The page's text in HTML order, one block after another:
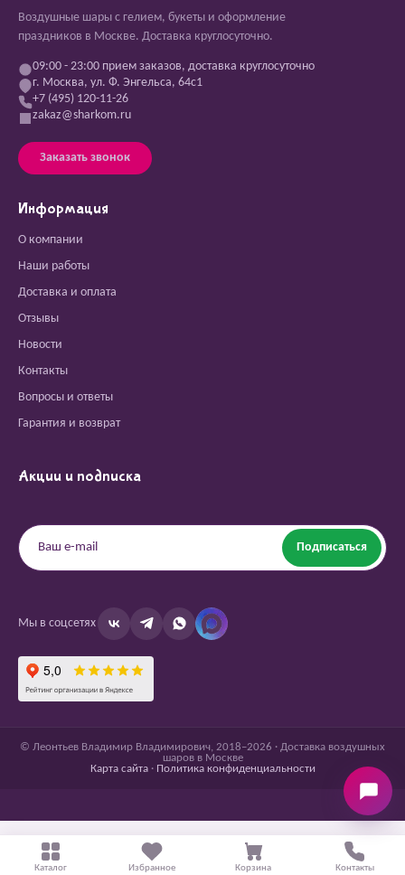
Воздушные шары с гелием, букеты и оформление
праздников в Москве. Доставка круглосуточно.
09:00 - 23:00 прием заказов, доставка круглосуточно
г. Москва, ул. Ф. Энгельса, 64с1
+7 (495) 120-11-26
zakaz@sharkom.ru
Заказать звонок
Информация
О компании
Наши работы
Доставка и оплата
Отзывы
Новости
Контакты
Вопросы и ответы
Гарантия и возврат
Акции и подписка
Подписаться
Мы в соцсетях
© Леонтьев Владимир Владимирович, 2018–2026 · Доставка воздушных
шаров в Москве
Карта сайта· Политика конфиденциальности
Каталог Избранное Корзина Контакты